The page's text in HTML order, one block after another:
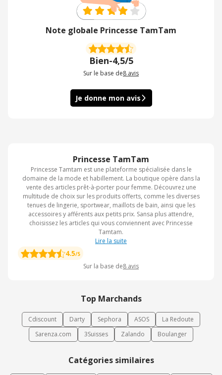
Princesse TamTam
Princesse Tamtam est une plateforme spécialisée dans le
domaine de la mode et habillement. La boutique opère dans la
vente des articles prêt-à-porter pour femme. Découvrez une
multitude de choix sur les produits offerts, comme les diverses
tenues de lingerie, sportwear, maillots de bain, ainsi que les
accessoires y afférents aux petits prix. Sansa plus attendre,
choisissez les articles qui vous conviennent avec Princesse
Tamtam.
Lire la suite
4.5/5
Sur la base de8 avis
Top Marchands
Cdiscount Darty Sephora ASOS
La Redoute
Sarenza.com
3Suisses Zalando Boulanger
Catégories similaires
Note globale Princesse TamTam
Bien-4,5/5
Sur le base de8 avis
Je donne mon avis